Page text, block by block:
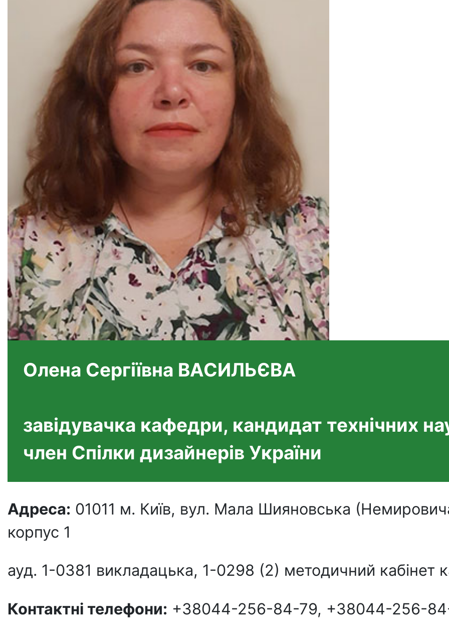
Олена Сергіївна ВАСИЛЬЄВА
завідувачка кафедри, кандидат технічних
член Спілки дизайнерів України
Адреса: 01011 м. Київ, вул. Мала Шияновська
корпус 1
ауд. 1-0381 викладацька, 1-0298 (2) методичний кабінет
Контактні телефони: +38044-256-84-79, +38044-256-